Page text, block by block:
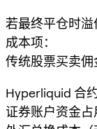
若最终平仓时
成本项：
传统股票买卖佣
Hyperliquid 合
证券账户资金